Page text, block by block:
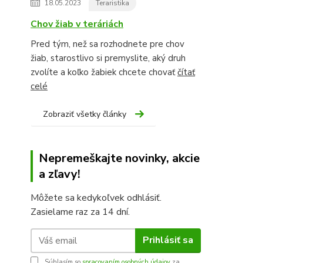
18.05.2023 Teraristika
Chov žiab v teráriách
Pred tým, než sa rozhodnete pre chov
žiab, starostlivo si premyslite, aký druh
zvolíte a koľko žabiek chcete chovaťčítať
celé
Zobraziť všetky články
Nepremeškajte novinky, akcie
a zľavy!
Môžete sa kedykoľvek odhlásiť.
Zasielame raz za 14 dní.
Prihlásiť sa